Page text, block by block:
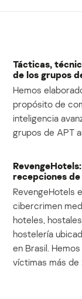
Tácticas,
de los grupos
Hemos
propósito de
inteligencia
grupos de APT
recepciones
RevengeHotels
cibercrimen
hoteles,
hostelería
en Brasil.
víctimas más